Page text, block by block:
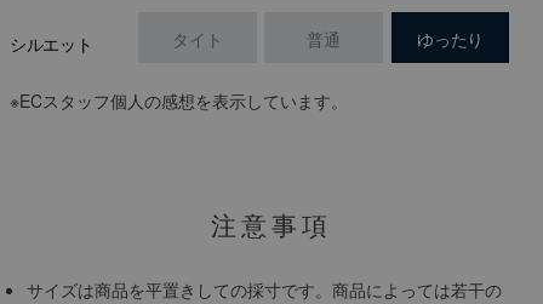
シルエット タイト 普通 ゆったり
※ECスタッフ個人の感想を表示しています。
注意事項
サイズは商品を平置きしての採寸です。商品によっては若干の